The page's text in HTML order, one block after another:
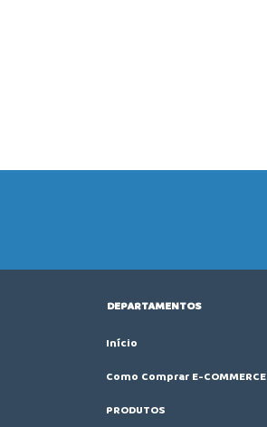
DEPARTAMENTOS
Início
Como Comprar E-COMMERCE
PRODUTOS